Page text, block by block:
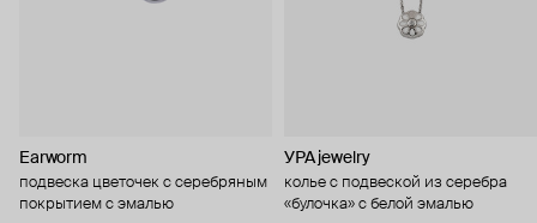
Earworm
подвеска цветочек с серебряным
покрытием с эмалью
УРА jewelry
колье с подвеской из серебра
«булочка» с белой эмалью